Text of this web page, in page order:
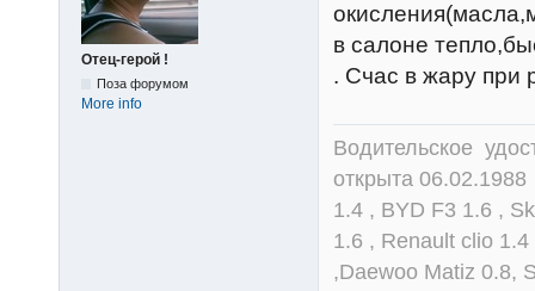
Отец-герой !
Поза форумом
More info
в салоне
. Счас в жару при
Водительское
открыта
1.4 , BYD F3 1.6 ,
1.6 , Renault clio
,Daewoo Matiz 0.8,